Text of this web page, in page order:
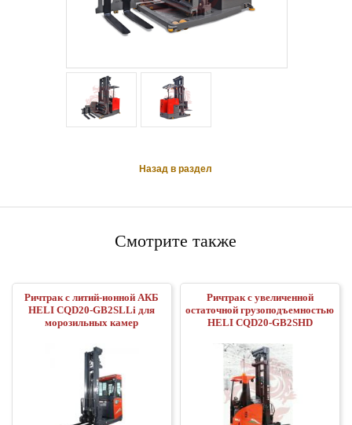
Назад в раздел
Смотрите также
Ричтрак с литий-ионной АКБ
HELI CQD20-GB2SLLi для
морозильных камер
Ричтрак с увеличенной
остаточной грузоподъемностью
HELI CQD20-GB2SHD